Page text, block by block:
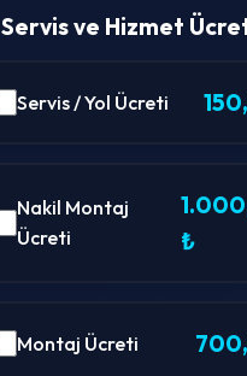
Servis ve Hizmet
Servis / Yol Ücreti
Nakil Montaj
Ücreti
₺
Montaj Ücreti